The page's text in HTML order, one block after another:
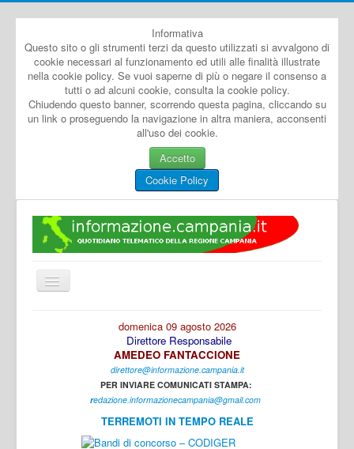
Informativa
Questo sito o gli strumenti terzi da questo utilizzati si avvalgono di
cookie necessari al funzionamento ed utili alle finalità illustrate
nella cookie policy. Se vuoi saperne di più o negare il consenso a
tutti o ad alcuni cookie, consulta la cookie policy.
Chiudendo questo banner, scorrendo questa pagina, cliccando su
un link o proseguendo la navigazione in altra maniera, acconsenti
all'uso dei cookie.
Accetto
Cookie Policy
Cambia
navigazione
domenica 09 agosto 2026
Direttore Responsabile
AMEDEO FANTACCIONE
direttore@informazione.campania.it
PER INVIARE COMUNICATI STAMPA:
redazione.informazionecampania@gmail.com
TERREMOTI IN TEMPO REALE